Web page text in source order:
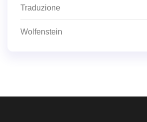
Traduzione
Wolfenstein